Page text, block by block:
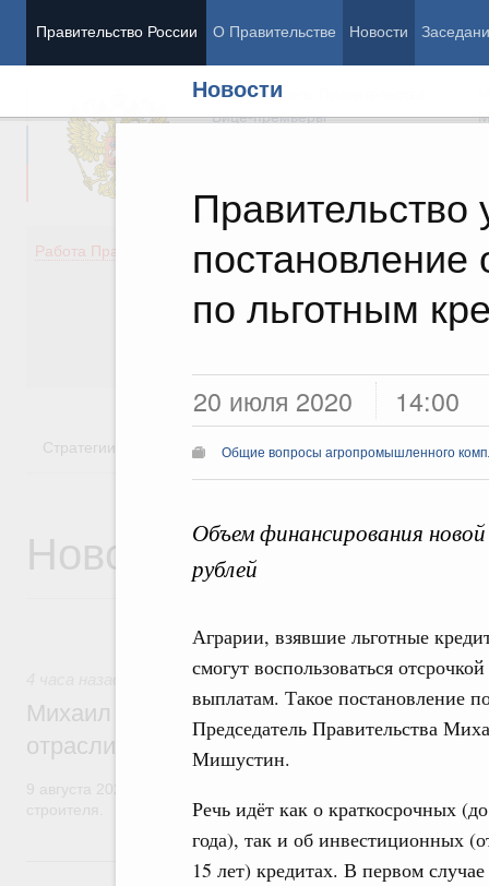
Правительство России О Правительстве Новости
Новости
Правительство
постановление
по льготным
20 июля 2020 14:00
Общие вопросы агропромышленного
Объем финансирования
рублей
Аграрии, взявшие льготные
смогут воспользоваться
выплатам. Такое постановление
Председатель Правительства
Мишустин.
Речь идёт как о краткосрочных
года), так и об инвестиционных
15 лет) кредитах. В первом случае
Председатель Правительства
Вице-премьеры
Работа Правительства
Демография
Здоровье
Культура
Стратегии Государственные программы
Новости
Регулирование в сфере строительства
Михаил Мишустин поздравил
отрасли с профессиональным
Вчера